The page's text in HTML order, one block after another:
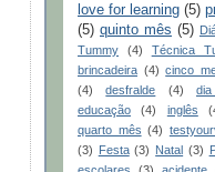
love for learning (5)
(5) quinto mês (5)
Tummy
(4) Técnica
brincadeira (4) cinco
(4)
desfralde (4)
educação
(4) inglês
quarto mês (4)
(3) Festa (3) Natal (3)